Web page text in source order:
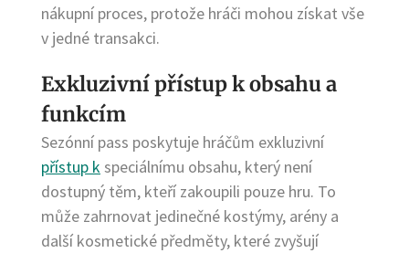
nákupní proces, protože hráči mohou získat vše
v jedné transakci.
Exkluzivní přístup k obsahu a
funkcím
Sezónní pass poskytuje hráčům exkluzivní
přístup kspeciálnímu obsahu, který není
dostupný těm, kteří zakoupili pouze hru. To
může zahrnovat jedinečné kostýmy, arény a
další kosmetické předměty, které zvyšují